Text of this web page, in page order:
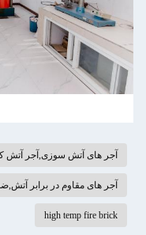
سوزی,آجر آتش کوره,آجر آتش با
در برابر آتش,ضد جدا کردن
high